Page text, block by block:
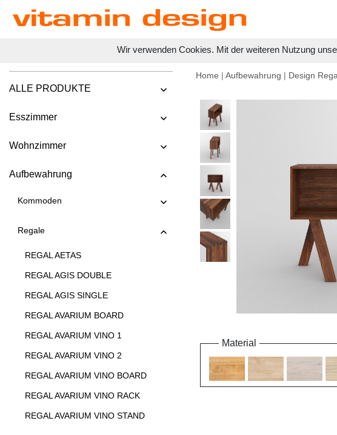
Wir verwenden Cookies. Mit der weiteren Nutzung
ALLE PRODUKTE
Esszimmer
Wohnzimmer
Aufbewahrung
Kommoden
Regale
REGAL AETAS
REGAL AGIS DOUBLE
REGAL AGIS SINGLE
REGAL AVARIUM BOARD
REGAL AVARIUM VINO 1
REGAL AVARIUM VINO 2
REGAL AVARIUM VINO BOARD
REGAL AVARIUM VINO RACK
REGAL AVARIUM VINO STAND
Home | Aufbewahrung | Design
Material